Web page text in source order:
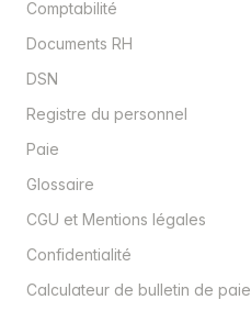
Comptabilité
Documents RH
DSN
Registre du personnel
Paie
Glossaire
CGU et Mentions légales
Confidentialité
Calculateur de bulletin de paie